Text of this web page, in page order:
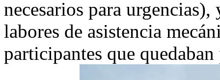
necesarios para
labores de asistencia
participantes que